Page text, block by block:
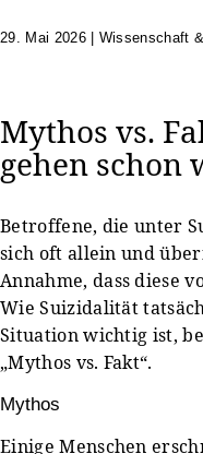
29. Mai 2026| Wissenschaft
Mythos vs.
gehen schon
Betroffene, die unter
sich oft allein und
Annahme, dass diese
Wie Suizidalität
Situation wichtig ist,
„Mythos vs. Fakt“.
Mythos
Einige Menschen